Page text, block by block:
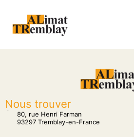
Nous trouver
80, rue Henri Farman
93297 Tremblay-en-France